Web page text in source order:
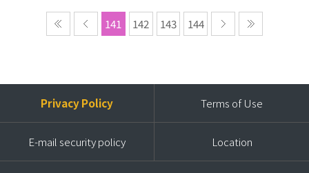
141 142 143 144
Privacy Policy Terms of Use
E-mail security policy Location